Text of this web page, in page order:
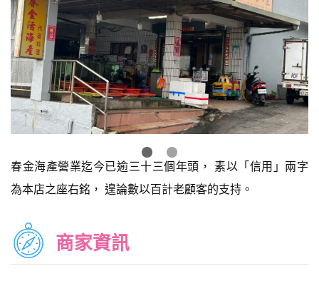
春金海產營業迄今已逾三十三個年頭， 素以「信用」兩字
為本店之座右銘， 遑論數以百計老顧客的支持。
商家資訊